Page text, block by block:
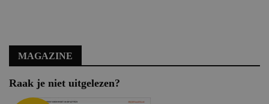
MAGAZINE
Raak je niet uitgelezen?